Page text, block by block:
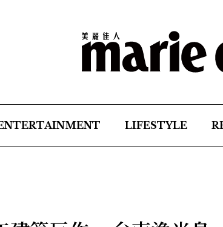
LIFESTYLE